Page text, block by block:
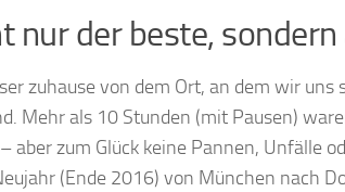
nur der beste,
zuhause von dem Ort, an dem wir
Mehr als 10 Stunden (mit Pausen)
aber zum Glück keine Pannen, Unfälle
(Ende 2016) von München nach